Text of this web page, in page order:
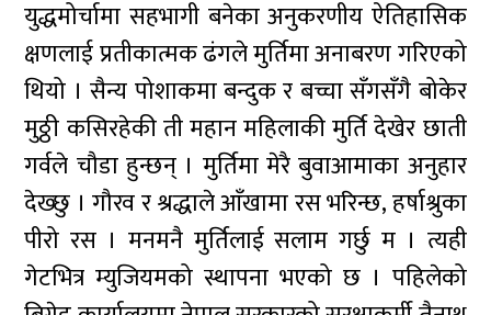
युद्धमोर्चामा सहभागी बनेका अनुकरणीय ऐतिहासिक
क्षणलाई प्रतीकात्मक ढंगले मुर्तिमा अनाबरण गरिएको
थियो । सैन्य पोशाकमा बन्दुक र बच्चा सँगसँगै बोकेर
मुठ्ठी कसिरहेकी ती महान महिलाकी मुर्ति देखेर छाती
गर्वले चौडा हुन्छन् । मुर्तिमा मेरै बुवाआमाका अनुहार
देख्छु । गौरव र श्रद्धाले आँखामा रस भरिन्छ, हर्षाश्रुका
पीरो रस । मनमनै मुर्तिलाई सलाम गर्छु म । त्यही
गेटभित्र म्युजियमको स्थापना भएको छ । पहिलेको